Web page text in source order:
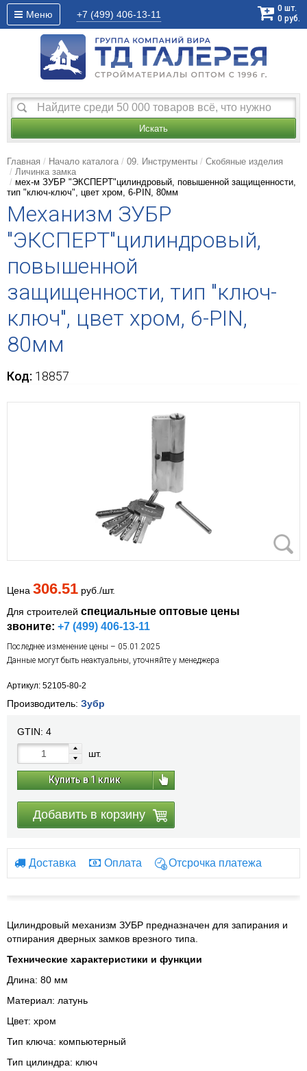
Меню +7 (499) 406-13-11
0 шт.
0 руб.
Искать
Главная Начало каталога 09. Инструменты
Скобяные изделия
Личинка замка
мех-м ЗУБР "ЭКСПЕРТ"цилиндровый, повышенной защищенности,
тип "ключ-ключ", цвет хром, 6-PIN, 80мм
Механизм ЗУБР
"ЭКСПЕРТ"цилиндровый,
повышенной
защищенности, тип "ключ-
ключ", цвет хром, 6-PIN,
80мм
Код: 18857
Цена 306.51 руб./шт.
Для строителей специальные оптовые цены
звоните: +7 (499) 406-13-11
Последнее изменение цены – 05.01.2025
Данные могут быть неактуальны, уточняйте у менеджера
Артикул: 52105-80-2
Производитель: Зубр
GTIN: 4
шт.
Купить в 1 клик
Добавить в корзину
Доставка Оплата Отсрочка платежа
Цилиндровый механизм ЗУБР предназначен для запирания и
отпирания дверных замков врезного типа.
Технические характеристики и функции
Длина: 80 мм
Материал: латунь
Цвет: хром
Тип ключа: компьютерный
Тип цилиндра: ключ